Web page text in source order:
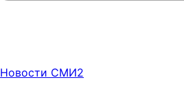
Новости СМИ2